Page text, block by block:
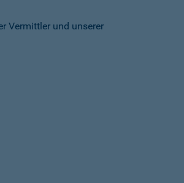
Vermittler und unserer